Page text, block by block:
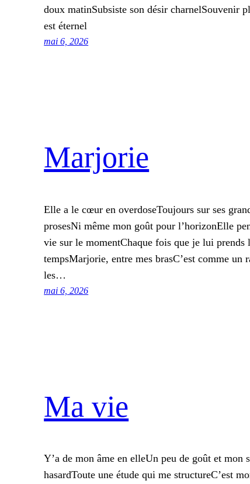
doux matinSubsiste son désir charnelSouvenir
est éternel
mai 6, 2026
Marjorie
Elle a le cœur en overdoseToujours sur ses
prosesNi même mon goût pour l’horizonElle
vie sur le momentChaque fois que je lui prends
tempsMarjorie, entre mes brasC’est comme un
les…
mai 6, 2026
Ma vie
Y’a de mon âme en elleUn peu de goût et mon
hasardToute une étude qui me structureC’est